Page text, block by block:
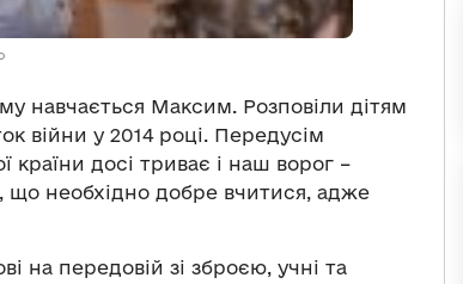
навчається Максим. Розповіли дітям
війни у 2014 році. Передусім
країни досі триває і наш ворог –
що необхідно добре вчитися, адже
на передовій зі зброєю, учні та